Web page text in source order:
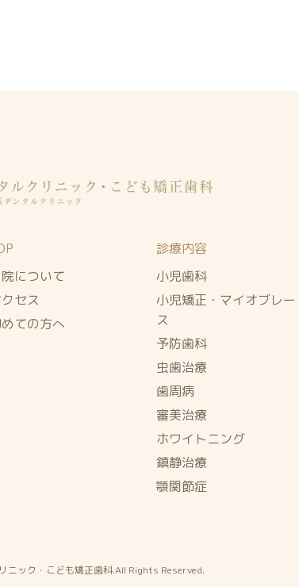
について
セス
ての方へ
診療内容
小児歯科
小児矯正・マイオブレー
ス
予防歯科
虫歯治療
歯周病
審美治療
ホワイトニング
鎮静治療
顎関節症
ニック・こども矯正歯科.All Rights Reserved.